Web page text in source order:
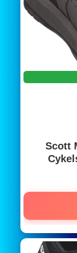
Scott